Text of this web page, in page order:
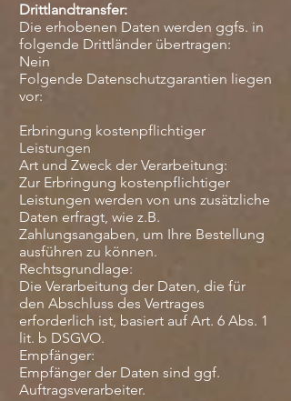
Drittlandtransfer:
Die erhobenen Daten werden ggfs. in
folgende Drittländer übertragen:
Nein
Folgende Datenschutzgarantien liegen
vor:
Erbringung kostenpflichtiger
Leistungen
Art und Zweck der Verarbeitung:
Zur Erbringung kostenpflichtiger
Leistungen werden von uns zusätzliche
Daten erfragt, wie z.B.
Zahlungsangaben, um Ihre Bestellung
ausführen zu können.
Rechtsgrundlage:
Die Verarbeitung der Daten, die für
den Abschluss des Vertrages
erforderlich ist, basiert auf Art. 6 Abs. 1
lit. b DSGVO.
Empfänger:
Empfänger der Daten sind ggf.
Auftragsverarbeiter.